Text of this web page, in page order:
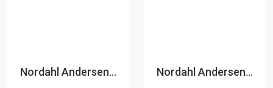
Nordahl Andersen Bordflag - Sølvplet Nordahl Andersen Bordflag med dåbsfod - fortinnet